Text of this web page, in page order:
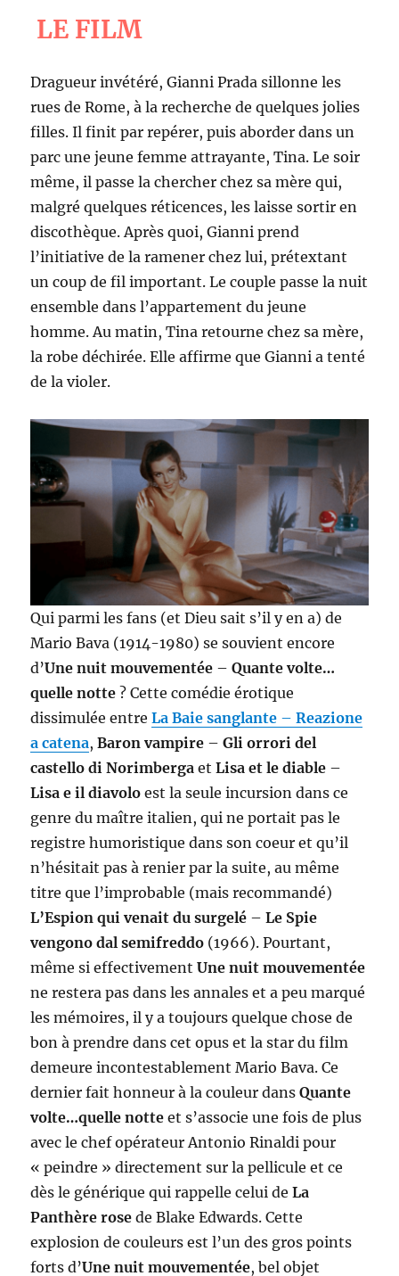
LE FILM
Dragueur invétéré, Gianni Prada sillonne les
rues de Rome, à la recherche de quelques jolies
filles. Il finit par repérer, puis aborder dans un
parc une jeune femme attrayante, Tina. Le soir
même, il passe la chercher chez sa mère qui,
malgré quelques réticences, les laisse sortir en
discothèque. Après quoi, Gianni prend
l’initiative de la ramener chez lui, prétextant
un coup de fil important. Le couple passe la nuit
ensemble dans l’appartement du jeune
homme. Au matin, Tina retourne chez sa mère,
la robe déchirée. Elle affirme que Gianni a tenté
de la violer.
Qui parmi les fans (et Dieu sait s’il y en a) de
Mario Bava (1914-1980) se souvient encore
d’Une nuit mouvementée – Quante volte…
quelle notte ? Cette comédie érotique
dissimulée entre La Baie sanglante – Reazione
a catena,Baron vampire – Gli orrori del
castello di Norimberga etLisa et le diable –
Lisa e il diavoloest la seule incursion dans ce
genre du maître italien, qui ne portait pas le
registre humoristique dans son coeur et qu’il
n’hésitait pas à renier par la suite, au même
titre que l’improbable (mais recommandé)
L’Espion qui venait du surgelé –Le Spie
vengono dal semifreddo (1966). Pourtant,
même si effectivementUne nuit mouvementée
ne restera pas dans les annales et a peu marqué
les mémoires, il y a toujours quelque chose de
bon à prendre dans cet opus et la star du film
demeure incontestablement Mario Bava. Ce
dernier fait honneur à la couleur dansQuante
volte…quelle notteet s’associe une fois de plus
avec le chef opérateur Antonio Rinaldi pour
« peindre » directement sur la pellicule et ce
dès le générique qui rappelle celui deLa
Panthère rosede Blake Edwards. Cette
explosion de couleurs est l’un des gros points
forts d’Une nuit mouvementée, bel objet